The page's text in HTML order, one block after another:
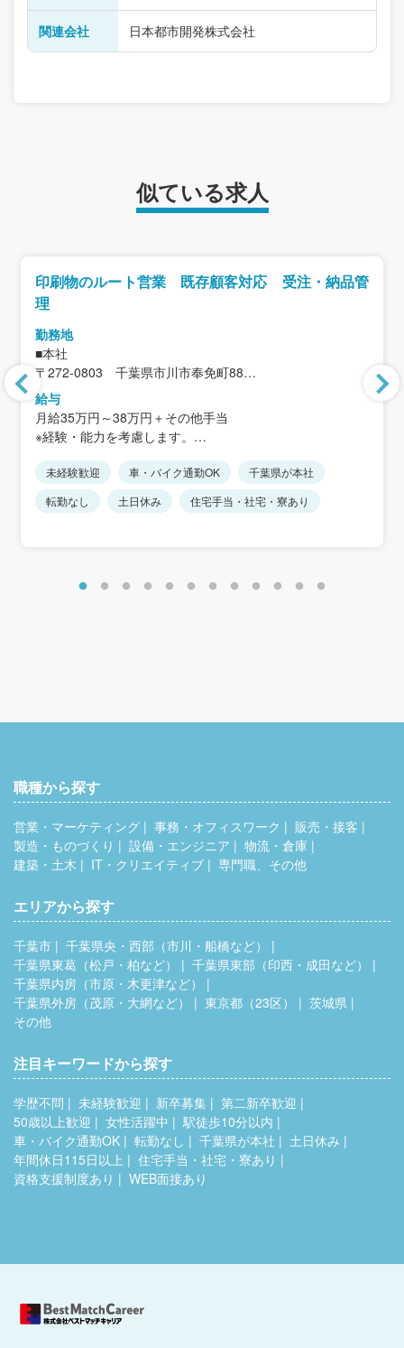
関連会社 日本都市開発株式会社
似ている求人
印刷物のルート営業 既存顧客対応 受注・納品管
理
勤務地
■本社
〒272-0803 千葉県市川市奉免町88
＜アクセス＞
JR武蔵野線「市川大野駅」から徒歩20分
※駅から距離があるため、車通勤が便利です
※転勤なし
※車通勤可、駐車場完備
給与
月給35万円～38万円＋その他手当
※経験・能力を考慮します。
※その他手当：禁煙手当5,000円、家族手当、携帯電話手当
15,000円など
年収550万円／40歳
未経験歓迎 車・バイク通勤OK
千葉県が本社
転勤なし
土日休み 住宅手当・社宅・寮あり
職種から探す
営業・マーケティング 事務・オフィスワーク
販売・接客
製造・ものづくり
設備・エンジニア
物流・倉庫
建築・土木
IT・クリエイティブ 専門職、その他
エリアから探す
千葉市
千葉県央・西部（市川・船橋など）
千葉県東葛（松戸・柏など）
千葉県東部（印西・成田など）
千葉県内房（市原・木更津など）
千葉県外房（茂原・大網など）
東京都（23区）
茨城県
その他
注目キーワードから探す
学歴不問 未経験歓迎 新卒募集
第二新卒歓迎
50歳以上歓迎
女性活躍中
駅徒歩10分以内
車・バイク通勤OK
転勤なし 千葉県が本社
土日休み
年間休日115日以上
住宅手当・社宅・寮あり
資格支援制度あり
WEB面接あり